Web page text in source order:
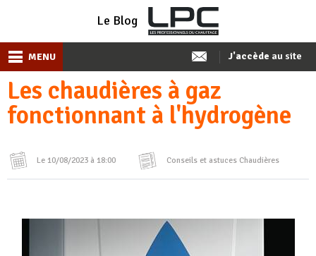
Le Blog
MENU J'accède au site
Les chaudières à gaz
fonctionnant à l'hydrogène
Le 10/08/2023 à 18:00 Conseils et astuces Chaudières